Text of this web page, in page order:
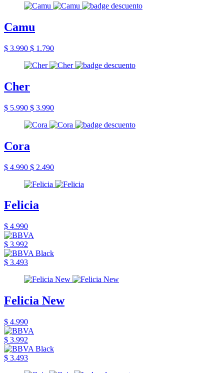
Camu
$ 3.990 $ 1.790
Cher
$ 5.990 $ 3.990
Cora
$ 4.990 $ 2.490
Felicia
$ 4.990
$ 3.992
$ 3.493
Felicia New
$ 4.990
$ 3.992
$ 3.493